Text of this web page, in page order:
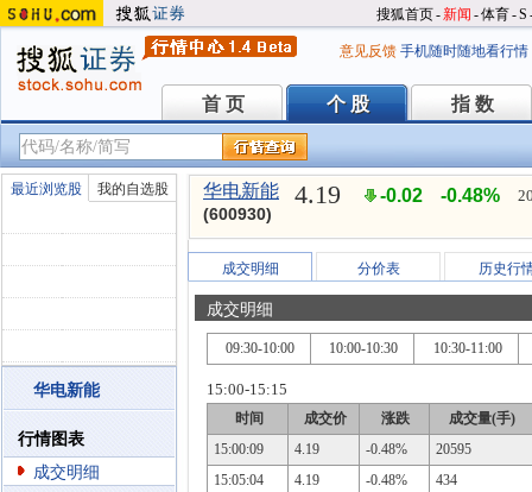
搜狐首页-新闻 -体育-S
意见反馈 手机随时随地看行情
首 页
首 页 个 股
个 股 指 数
指 数
最近浏览股 我的自选股
华电新能
行情图表
成交明细
华电新能
(600930)
4.19 -0.02 -0.48%
成交明细 分价表 历史行
成交明细
09:30-10:00 10:00-10:30 10:30-11:00
15:00-15:15
时间 成交价 涨跌
成交量(手)
15:00:09
4.19 -0.48%
20595
15:05:04
4.19 -0.48%
434